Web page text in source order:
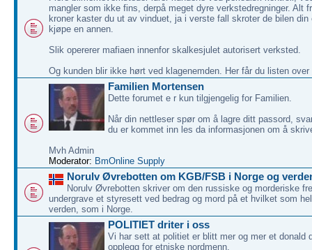
mangler som ikke fins, derpå meget dyre verkstedregninger. Alt
kroner kaster du ut av vinduet, ja i verste fall skroter de bilen din
kjøpe en annen.
Slik opererer mafiaen innenfor skalkesjulet autorisert verksted.
Og kunden blir ikke hørt ved klagenemden. Her får du listen over
Familien Mortensen
Dette forumet e r kun tilgjengelig for Familien.
Når din nettleser spør om å lagre ditt passord,
du er kommet inn les da informasjonen om å
Mvh Admin
Moderator: BmOnline Supply
Norulv Øvrebotten om KGB/FSB i Norge og
Norulv Øvrebotten skriver om den russiske og morderiske
undergrave et styresett ved bedrag og mord på et hvilket som
verden, som i Norge.
POLITIET driter i oss
Vi har sett at politiet er blitt mer og mer et donald
opplegg for etniske nordmenn.